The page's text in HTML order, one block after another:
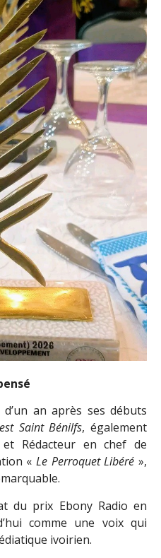
an après ses débuts
Saint Bénilfs, également
Rédacteur en chef de
« Le Perroquet Libéré »,
du prix Ebony Radio en
comme une voix qui
ivoirien.